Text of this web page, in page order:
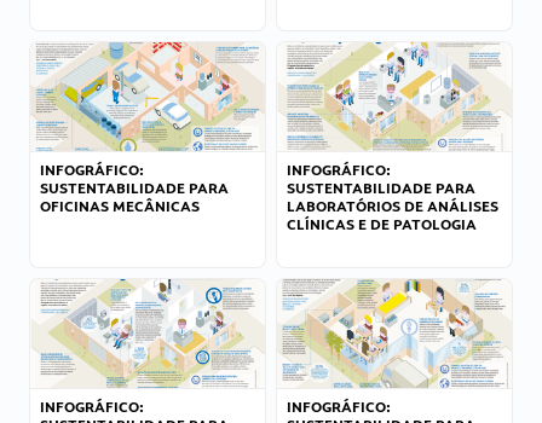
INFOGRÁFICO:
SUSTENTABILIDADE PARA
OFICINAS MECÂNICAS
INFOGRÁFICO:
SUSTENTABILIDADE PARA
LABORATÓRIOS DE ANÁLISES
CLÍNICAS E DE PATOLOGIA
INFOGRÁFICO:
INFOGRÁFICO: